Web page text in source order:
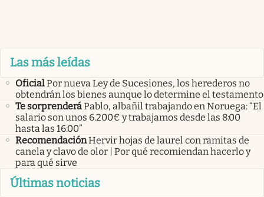
Las más leídas
OficialPor nueva Ley de Sucesiones, los herederos no
obtendrán los bienes aunque lo determine el testamento
Te sorprenderáPablo, albañil trabajando en Noruega: “El
salario son unos 6.200€ y trabajamos desde las 8:00
hasta las 16:00”
RecomendaciónHervir hojas de laurel con ramitas de
canela y clavo de olor | Por qué recomiendan hacerlo y
para qué sirve
Últimas noticias